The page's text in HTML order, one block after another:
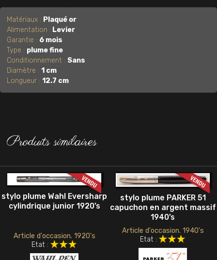
Matériaux : Plaqué or
Alimentation : Levier
Garantie : 6 mois
Type : plume fine
Conditionnement : Sans
Diamètre :1 cm
Longueur :12.7 cm
Produits similaires
stylo plume Wahl Eversharp
cylindrique junior 1920’s
Article d'occasion. 1920's
Etat :
stylo plume PARKER 51
capuchon en argent massif
1940’s
Article d'occasion. 1940's
Etat :